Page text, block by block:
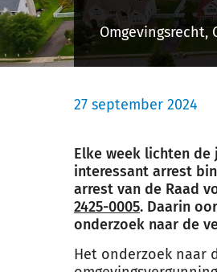
Omgevingsrecht,
27 september 2024
Elke week lichten de
interessant arrest
arrest van de Raad
2425-0005. Daarin
onderzoek naar de
Het onderzoek naar